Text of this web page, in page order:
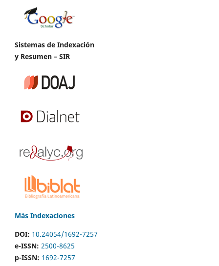
Sistemas de Indexación
y Resumen – SIR
Más Indexaciones
DOI: 10.24054/1692-7257
e-ISSN: 2500-8625
p-ISSN: 1692-7257